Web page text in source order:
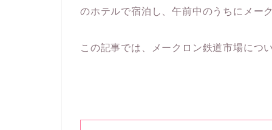
のホテルで宿泊し、午前中のうちにメー
この記事では、メークロン鉄道市場につ